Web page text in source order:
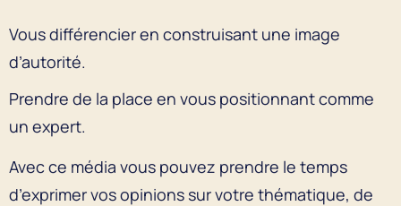
Vous différencier en construisant une image
d’autorité.
Prendre de la place en vous positionnant comme
un expert.
Avec ce média vous pouvez prendre le temps
d’exprimer vos opinions sur votre thématique, de